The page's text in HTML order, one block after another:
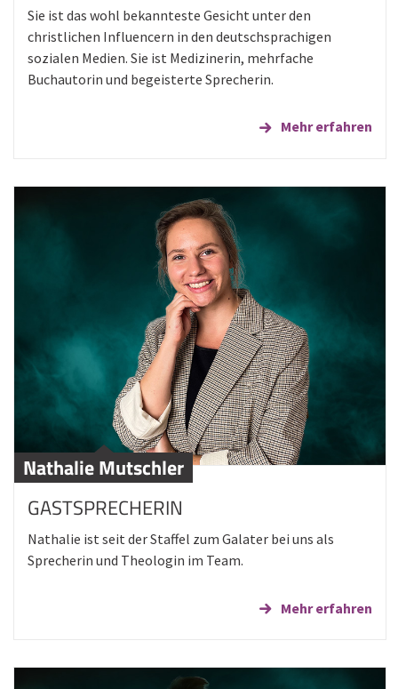
Sie ist das wohl bekannteste Gesicht unter den
christlichen Influencern in den deutschsprachigen
sozialen Medien. Sie ist Medizinerin, mehrfache
Buchautorin und begeisterte Sprecherin.
Mehr erfahren
Nathalie Mutschler
GASTSPRECHERIN
Nathalie ist seit der Staffel zum Galater bei uns als
Sprecherin und Theologin im Team.
Mehr erfahren